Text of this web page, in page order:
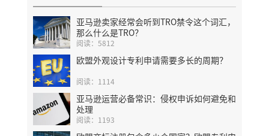
亚马逊卖家经常会听到TRO禁令这个词汇，
那么什么是TRO？
阅读：5812
欧盟外观设计专利申请需要多长的周期？
阅读：1114
亚马逊运营必备常识：侵权申诉如何避免和
处理
阅读：1193